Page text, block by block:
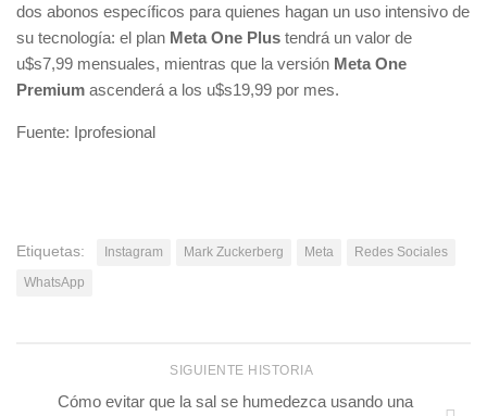
dos abonos específicos para quienes hagan un uso intensivo de
su tecnología: el plan Meta One Plus tendrá un valor de
u$s7,99 mensuales, mientras que la versión Meta One
Premium ascenderá a los u$s19,99 por mes.
Fuente: Iprofesional
Etiquetas: Instagram Mark Zuckerberg Meta
Redes Sociales
WhatsApp
SIGUIENTE HISTORIA
Cómo evitar que la sal se humedezca usando una